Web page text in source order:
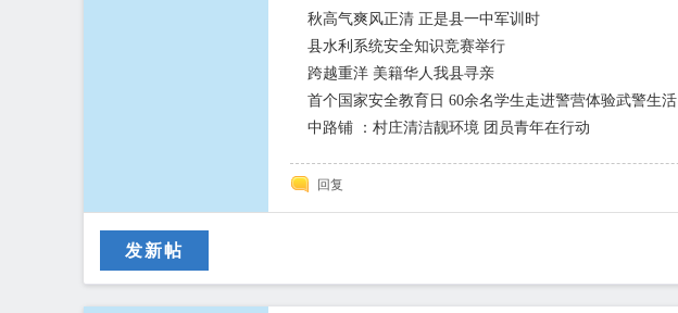
秋高气爽风正清 正是县一中军训时
县水利系统安全知识竞赛举行
跨越重洋 美籍华人我县寻亲
首个国家安全教育日 60余名学生走进警营体验武警生活
中路铺 ：村庄清洁靓环境 团员青年在行动
回复
发新帖